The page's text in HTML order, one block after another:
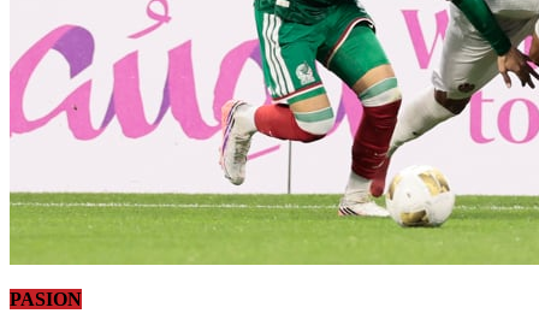
PASION